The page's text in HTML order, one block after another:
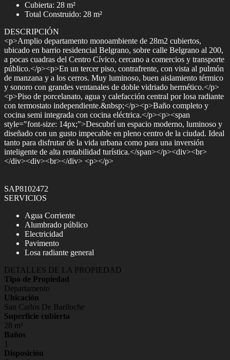
Cubierta: 28 m²
Total Construido: 28 m²
DESCRIPCIÓN
<p>Amplio departamento monoambiente de 28m2 cubiertos,
ubicado en barrio residencial Belgrano, sobre calle Belgrano al 200,
a pocas cuadras del Centro Cívico, cercano a comercios y transporte
público.</p><p>En un tercer piso, contrafrente, con vista al pulmón
de manzana y a los cerros. Muy luminoso, buen aislamiento térmico
y sonoro con grandes ventanales de doble vidriado hermético.</p>
<p>Piso de porcelanato, agua y calefacción central por losa radiante
con termostato independiente.&nbsp;</p><p>Baño completo y
cocina semi integrada con cocina eléctrica.</p><p><span
style="font-size: 14px;">Descubrí un espacio moderno, luminoso y
diseñado con un gusto impecable en pleno centro de la ciudad. Ideal
tanto para disfrutar de la vida urbana como para una inversión
inteligente de alta rentabilidad turística.</span></p><div><br>
</div><div><br></div> <p></p>
SAP8102472
SERVICIOS
Agua Corriente
Alumbrado público
Electricidad
Pavimento
Losa radiante general
DETALLES DE LA PROPIEDAD
Tipo de Propiedad
Departamento
Ubicación
San Carlos De Bariloche
Superficie cubierta
28 m²
Baños
1
Disposición